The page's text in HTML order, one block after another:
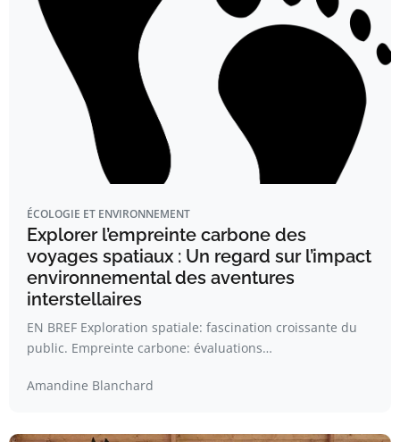
ÉCOLOGIE ET ENVIRONNEMENT
Explorer l’empreinte carbone des
voyages spatiaux : Un regard sur l’impact
environnemental des aventures
interstellaires
EN BREF Exploration spatiale: fascination croissante du
public. Empreinte carbone: évaluations…
Amandine Blanchard